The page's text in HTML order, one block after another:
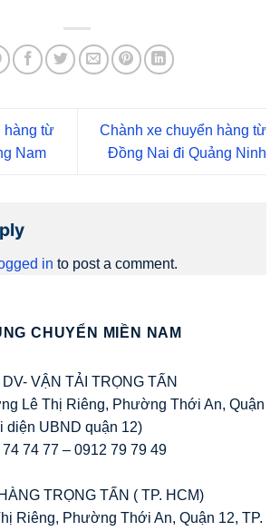
hàng từ
Nam
Chành xe chuyển hàng từ
Đồng Nai đi Quảng Ninh
in to post a comment.
CHUYỂN MIỀN NAM
VẬN TẢI TRỌNG TẤN
Lê Thị Riêng, Phường Thới An, Quận
diện UBND quận 12)
74 77 – 0912 79 79 49
TRỌNG TẤN ( TP. HCM)
Riêng, Phường Thới An, Quận 12, TP.